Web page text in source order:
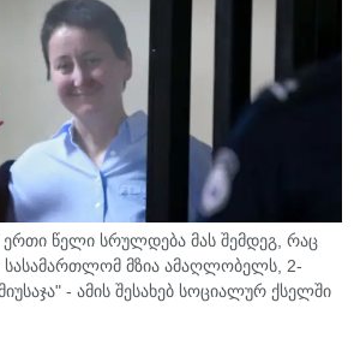
ერთი წელი სრულდება მას შემდეგ, რაც
სასამართლომ მზია ამაღლობელს, 2-
- ამის შესახებ სოციალურ ქსელში
კოალიცია" წერს და დაკავებულ
უცხადებს. ორგანიზაცია...